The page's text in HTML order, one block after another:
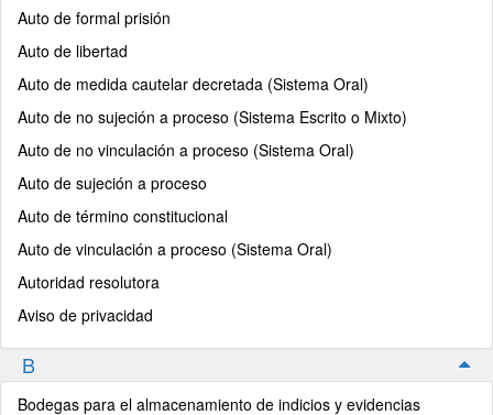
Auto de formal prisión
Auto de libertad
Auto de medida cautelar decretada (Sistema Oral)
Auto de no sujeción a proceso (Sistema Escrito o Mixto)
Auto de no vinculación a proceso (Sistema Oral)
Auto de sujeción a proceso
Auto de término constitucional
Auto de vinculación a proceso (Sistema Oral)
Autoridad resolutora
Aviso de privacidad
B
Bodegas para el almacenamiento de indicios y evidencias